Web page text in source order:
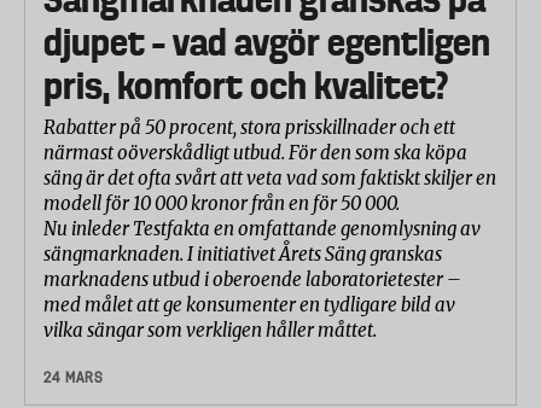
djupet – vad avgör egentligen
pris, komfort och kvalitet?
Rabatter på 50 procent, stora prisskillnader och ett
närmast oöverskådligt utbud. För den som ska köpa
säng är det ofta svårt att veta vad som faktiskt skiljer en
modell för 10 000 kronor från en för 50 000.
Nu inleder Testfakta en omfattande genomlysning av
sängmarknaden. I initiativet Årets Säng granskas
marknadens utbud i oberoende laboratorietester –
med målet att ge konsumenter en tydligare bild av
vilka sängar som verkligen håller måttet.
24 MARS